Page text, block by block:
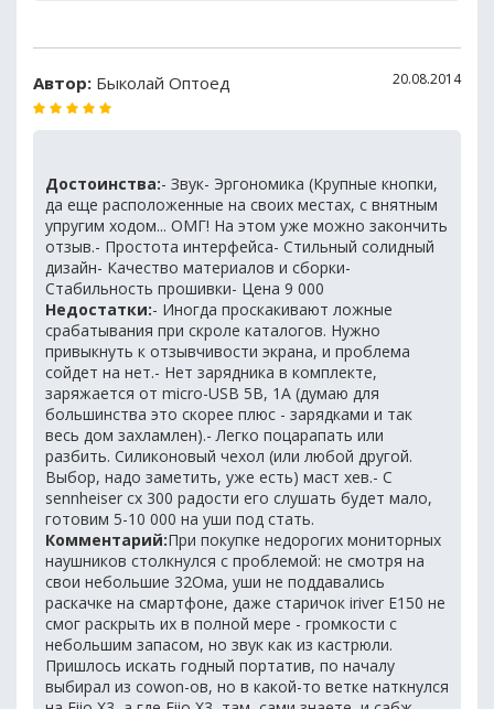
Автор: Быколай Оптоед 20.08.2014
Достоинства:- Звук- Эргономика (Крупные кнопки,
да еще расположенные на своих местах, с внятным
упругим ходом... ОМГ! На этом уже можно закончить
отзыв.- Простота интерфейса- Стильный солидный
дизайн- Качество материалов и сборки-
Стабильность прошивки- Цена 9 000
Недостатки:- Иногда проскакивают ложные
срабатывания при скроле каталогов. Нужно
привыкнуть к отзывчивости экрана, и проблема
сойдет на нет.- Нет зарядника в комплекте,
заряжается от micro-USB 5В, 1А (думаю для
большинства это скорее плюс - зарядками и так
весь дом захламлен).- Легко поцарапать или
разбить. Силиконовый чехол (или любой другой.
Выбор, надо заметить, уже есть) маст хев.- С
sennheiser cx 300 радости его слушать будет мало,
готовим 5-10 000 на уши под стать.
Комментарий:При покупке недорогих мониторных
наушников столкнулся с проблемой: не смотря на
свои небольшие 32Ома, уши не поддавались
раскачке на смартфоне, даже старичок iriver E150 не
смог раскрыть их в полной мере - громкости с
небольшим запасом, но звук как из кастрюли.
Пришлось искать годный портатив, по началу
выбирал из cowon-ов, но в какой-то ветке наткнулся